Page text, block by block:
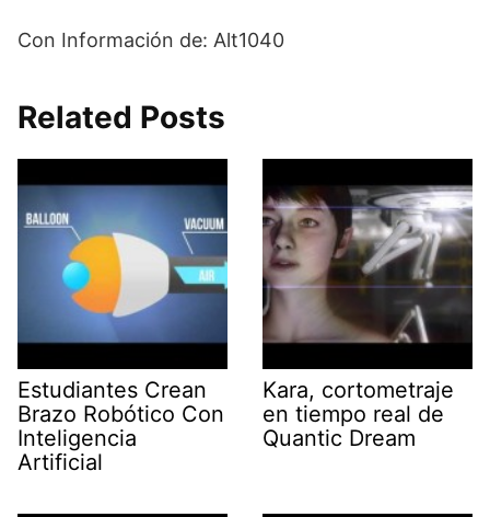
Con Información de: Alt1040
Related Posts
Estudiantes Crean
Brazo Robótico Con
Inteligencia
Artificial
Kara, cortometraje
en tiempo real de
Quantic Dream